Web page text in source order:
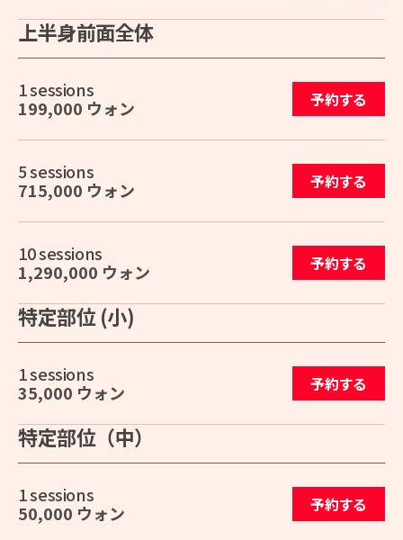
上半身前面全体
1 sessions
199,000 ウォン
予約する
5 sessions
715,000 ウォン
予約する
10 sessions
1,290,000 ウォン
予約する
特定部位 (小)
1 sessions
35,000 ウォン
予約する
特定部位（中）
1 sessions
50,000 ウォン
予約する